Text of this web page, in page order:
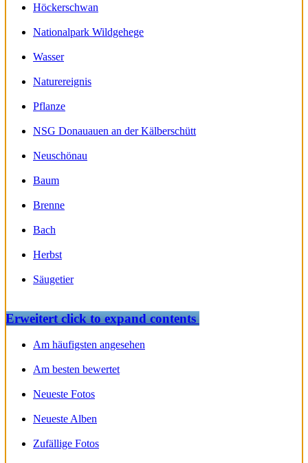
Höckerschwan
Nationalpark Wildgehege
Wasser
Naturereignis
Pflanze
NSG Donauauen an der Kälberschütt
Neuschönau
Baum
Brenne
Bach
Herbst
Säugetier
Erweitertclick to expand contents
Am häufigsten angesehen
Am besten bewertet
Neueste Fotos
Neueste Alben
Zufällige Fotos